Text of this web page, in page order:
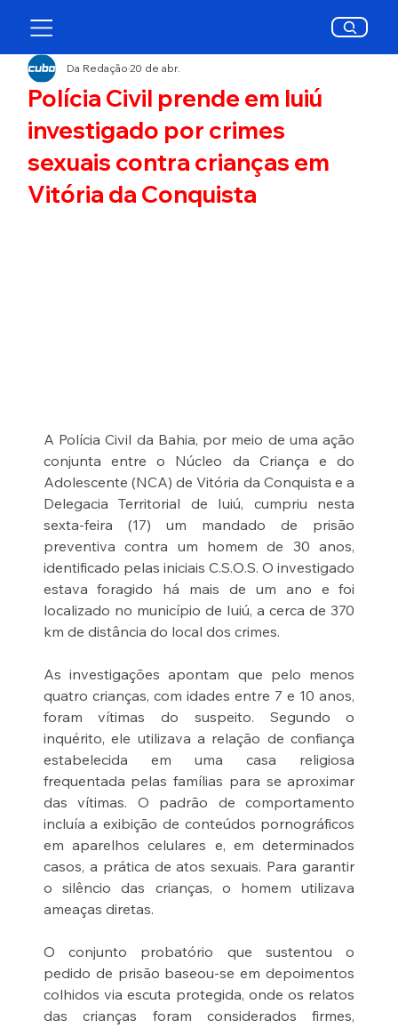
Polícia Civil prende em Iuiú
investigado por crimes
sexuais contra crianças em
Vitória da Conquista
Da Redação20 de abr.
A Polícia Civil da Bahia, por meio de uma ação
conjunta entre o Núcleo da Criança e do
Adolescente (NCA) de Vitória da Conquista e a
Delegacia Territorial de Iuiú, cumpriu nesta
sexta-feira (17) um mandado de prisão
preventiva contra um homem de 30 anos,
identificado pelas iniciais C.S.O.S. O investigado
estava foragido há mais de um ano e foi
localizado no município de Iuiú, a cerca de 370
km de distância do local dos crimes.
As investigações apontam que pelo menos
quatro crianças, com idades entre 7 e 10 anos,
foram vítimas do suspeito. Segundo o
inquérito, ele utilizava a relação de confiança
estabelecida em uma casa religiosa
frequentada pelas famílias para se aproximar
das vítimas. O padrão de comportamento
incluía a exibição de conteúdos pornográficos
em aparelhos celulares e, em determinados
casos, a prática de atos sexuais. Para garantir
o silêncio das crianças, o homem utilizava
ameaças diretas.
O conjunto probatório que sustentou o
pedido de prisão baseou-se em depoimentos
colhidos via escuta protegida, onde os relatos
das crianças foram considerados firmes,